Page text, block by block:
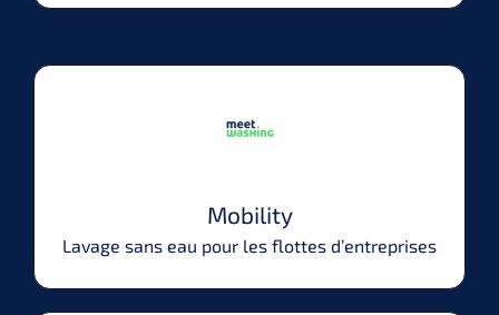
Mobility
Lavage sans eau pour les flottes d’entreprises